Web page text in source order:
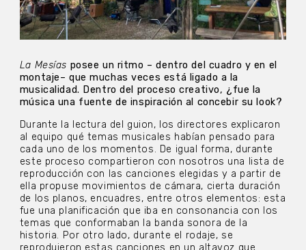
La Mesías posee un ritmo – dentro del cuadro y en el
montaje– que muchas veces está ligado a la
musicalidad. Dentro del proceso creativo, ¿fue la
música una fuente de inspiración al concebir su look?
Durante la lectura del guion, los directores explicaron
al equipo qué temas musicales habían pensado para
cada uno de los momentos. De igual forma, durante
este proceso compartieron con nosotros una lista de
reproducción con las canciones elegidas y a partir de
ella propuse movimientos de cámara, cierta duración
de los planos, encuadres, entre otros elementos: esta
fue una planificación que iba en consonancia con los
temas que conformaban la banda sonora de la
historia. Por otro lado, durante el rodaje, se
reprodujeron estas canciones en un altavoz que